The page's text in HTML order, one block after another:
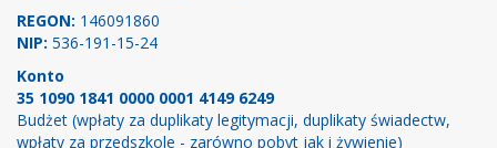
REGON: 146091860
NIP: 536-191-15-24
Konto
35 1090 1841 0000 0001 4149 6249
Budżet (wpłaty za duplikaty legitymacji, duplikaty świadectw,
wpłaty za przedszkole - zarówno pobyt jak i żywienie)